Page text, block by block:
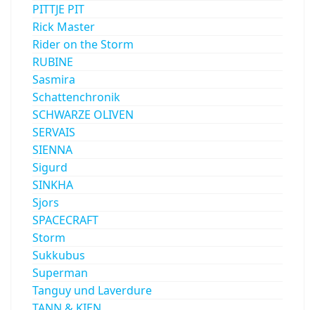
PITTJE PIT
Rick Master
Rider on the Storm
RUBINE
Sasmira
Schattenchronik
SCHWARZE OLIVEN
SERVAIS
SIENNA
Sigurd
SINKHA
Sjors
SPACECRAFT
Storm
Sukkubus
Superman
Tanguy und Laverdure